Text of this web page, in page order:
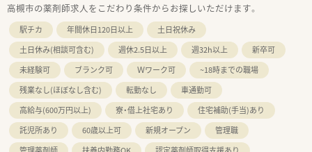
高槻市の薬剤師求人をこだわり条件からお探しいただけます。
駅チカ 年間休日120日以上
土日祝休み
土日休み(相談可含む)
週休2.5日以上 週32h以上
新卒可
未経験可
ブランク可 Ｗワーク可
~18時までの職場
残業なし(ほぼなし含む)
転勤なし
車通勤可
高給与(600万円以上)
寮・借上社宅あり
住宅補助(手当)あり
託児所あり
60歳以上可 新規オープン
管理職